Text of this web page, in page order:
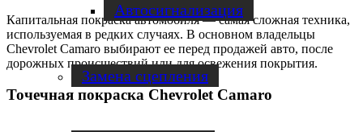
Автосигнализация
Замена сцепления
Капитальная покраска автомобиля — самая сложная техника,
используемая в редких случаях. В основном владельцы
Chevrolet Camaro выбирают ее перед продажей авто, после
дорожных происшествий или для освежения покрытия.
Точечная покраска Chevrolet Camaro